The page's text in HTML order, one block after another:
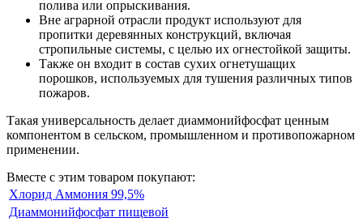
полива или опрыскивания.
Вне аграрной отрасли продукт используют для
пропитки деревянных конструкций, включая
стропильные системы, с целью их огнестойкой защиты.
Также он входит в состав сухих огнетушащих
порошков, используемых для тушения различных типов
пожаров.
Такая универсальность делает диаммонийфосфат ценным
компонентом в сельском, промышленном и противопожарном
применении.
Вместе с этим товаром покупают:
Хлорид Аммония 99,5%
Диаммонийфосфат пищевой